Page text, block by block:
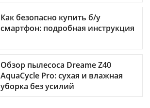
Как безопасно купить б/у
смартфон: подробная инструкция
Обзор пылесоса Dreame Z40
AquaCycle Pro: сухая и влажная
уборка без усилий